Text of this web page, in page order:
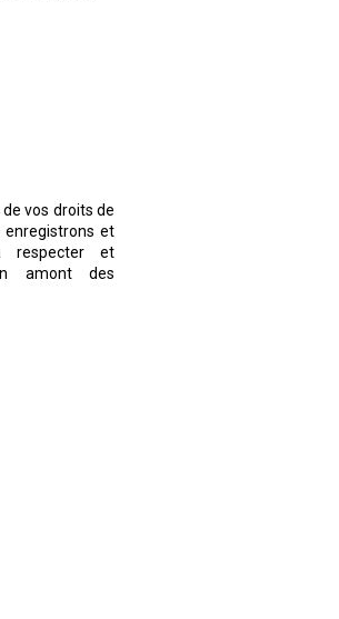
vos droits de
enregistrons et
respecter et
amont des